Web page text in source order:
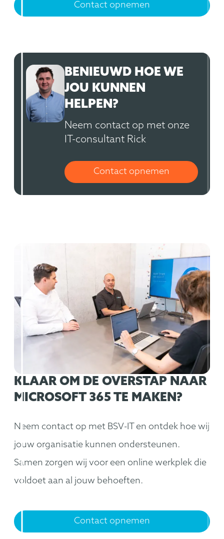
Contact opnemen
BENIEUWD HOE WE
JOU KUNNEN
HELPEN?
Neem contact op met onze
IT-consultant Rick
Contact opnemen
KLAAR OM DE OVERSTAP NAAR
MICROSOFT 365 TE MAKEN?
Neem contact op met BSV-IT en ontdek hoe wij
jouw organisatie kunnen ondersteunen.
Samen zorgen wij voor een online werkplek die
voldoet aan al jouw behoeften.
Contact opnemen